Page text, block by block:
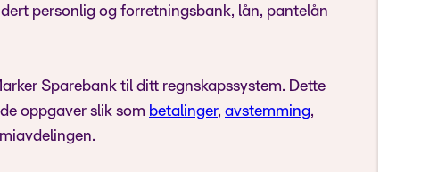
personlig og forretningsbank, lån, pantelån
Sparebank til ditt regnskapssystem. Dette
oppgaver slik som betalinger, avstemming,